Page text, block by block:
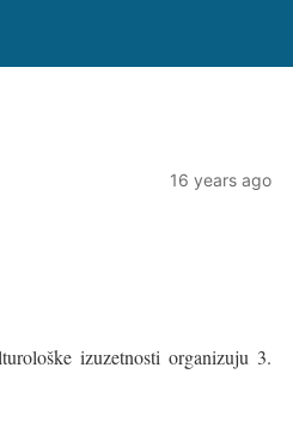
16 years ago
izuzetnosti organizuju 3.